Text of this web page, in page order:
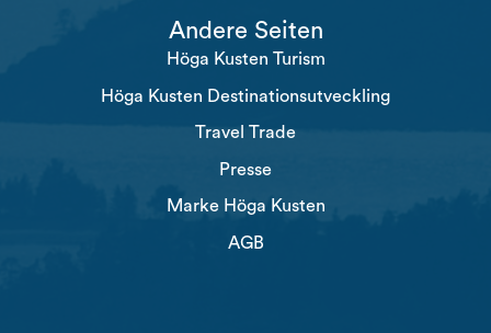
Andere Seiten
Höga Kusten Turism
Höga Kusten Destinationsutveckling
Travel Trade
Presse
Marke Höga Kusten
AGB